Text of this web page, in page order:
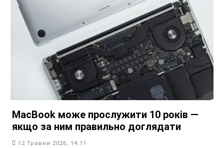
MacBook може прослужити 10 років —
якщо за ним правильно доглядати
12 Травня 2026, 14:11